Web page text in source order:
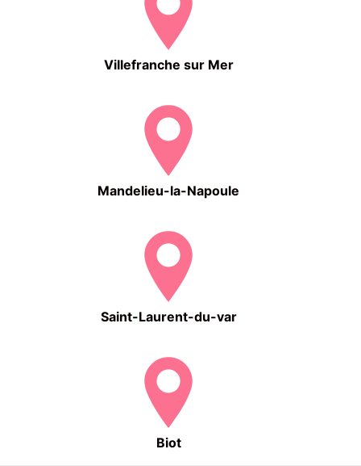
Villefranche sur Mer
Mandelieu-la-Napoule
Saint-Laurent-du-var
Biot